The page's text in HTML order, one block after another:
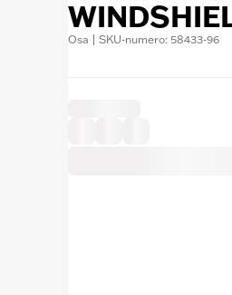
Osa | SKU-numero: 58433-96